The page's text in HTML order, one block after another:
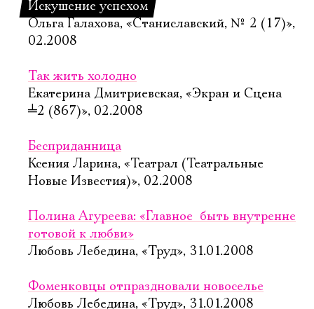
Искушение успехом
Ольга Галахова, «Станиславский, № 2 (17)»,
02.2008
Так жить холодно
Екатерина Дмитриевская, «Экран и Сцена
╧2 (867)», 02.2008
Бесприданница
Ксения Ларина, «Театрал (Театральные
Новые Известия)», 02.2008
Полина Агуреева: «Главное  быть внутренне
готовой к любви»
Любовь Лебедина, «Труд», 31.01.2008
Фоменковцы отпраздновали новоселье
Любовь Лебедина, «Труд», 31.01.2008